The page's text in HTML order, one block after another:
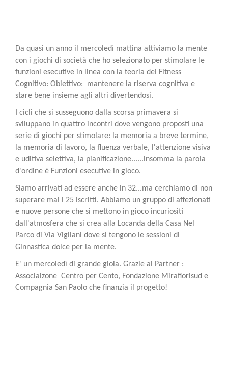
Da quasi un anno il mercoledì mattina attiviamo la mente
con i giochi di società che ho selezionato per stimolare le
funzioni esecutive in linea con la teoria del Fitness
Cognitivo: Obiettivo: mantenere la riserva cognitiva e
stare bene insieme agli altri divertendosi.
I cicli che si susseguono dalla scorsa primavera si
sviluppano in quattro incontri dove vengono proposti una
serie di giochi per stimolare: la memoria a breve termine,
la memoria di lavoro, la fluenza verbale, l'attenzione visiva
e uditiva selettiva, la pianificazione......insomma la parola
d'ordine è Funzioni esecutive in gioco.
Siamo arrivati ad essere anche in 32...ma cerchiamo di non
superare mai i 25 iscritti. Abbiamo un gruppo di affezionati
e nuove persone che si mettono in gioco incuriositi
dall'atmosfera che si crea alla Locanda della Casa Nel
Parco di Via Vigliani dove si tengono le sessioni di
Ginnastica dolce per la mente.
E' un mercoledì di grande gioia. Grazie ai Partner :
Associaizone Centro per Cento, Fondazione Mirafiorisud e
Compagnia San Paolo che finanzia il progetto!